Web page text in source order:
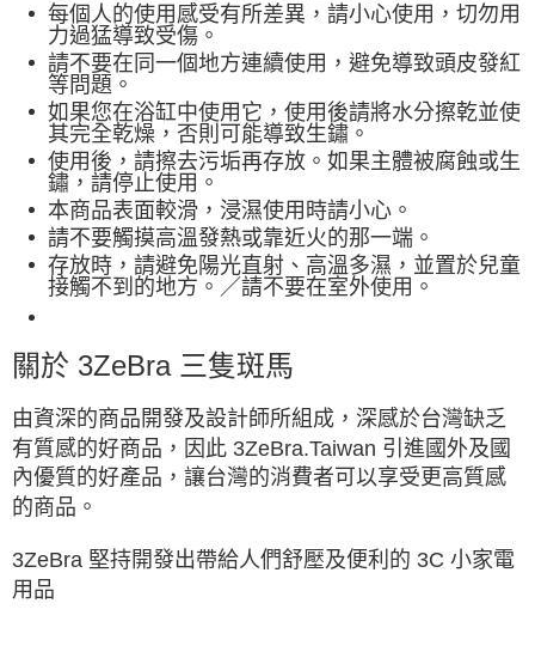
每個人的使用感受有所差異，請小心使用，切勿用
力過猛導致受傷。
請不要在同一個地方連續使用，避免導致頭皮發紅
等問題。
如果您在浴缸中使用它，使用後請將水分擦乾並使
其完全乾燥，否則可能導致生鏽。
使用後，請擦去污垢再存放。如果主體被腐蝕或生
鏽，請停止使用。
本商品表面較滑，浸濕使用時請小心。
請不要觸摸高溫發熱或靠近火的那一端。
存放時，請避免陽光直射、高溫多濕，並置於兒童
接觸不到的地方。／請不要在室外使用。
關於 3ZeBra 三隻斑馬
由資深的商品開發及設計師所組成，深感於台灣缺乏
有質感的好商品，因此 3ZeBra.Taiwan 引進國外及國
內優質的好產品，讓台灣的消費者可以享受更高質感
的商品。
3ZeBra 堅持開發出帶給人們舒壓及便利的 3C 小家電
用品